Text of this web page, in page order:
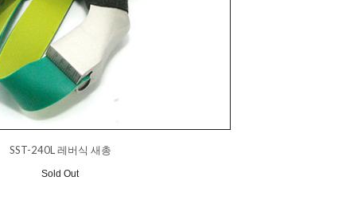
SST-240L 레버식 새총
Sold Out